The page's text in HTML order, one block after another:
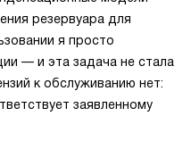
резервуара для
я просто
— и эта задача не стала
к обслуживанию нет:
заявленному